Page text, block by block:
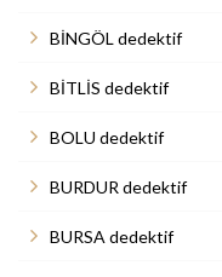
BİNGÖL dedektif
BİTLİS dedektif
BOLU dedektif
BURDUR dedektif
BURSA dedektif